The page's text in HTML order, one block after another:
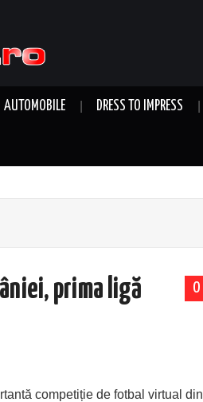
AUTOMOBILE DRESS TO IMPRESS
0
prima ligă
competiție de fotbal virtual din